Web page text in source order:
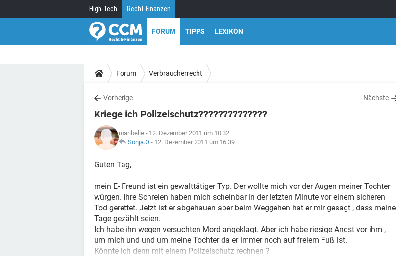
High-Tech Recht-Finanzen
FORUM TIPPS LEXIKON
Forum Verbraucherrecht
Vorherige Nächste
Kriege ich Polizeischutz??????????????
maribelle - 12. Dezember 2011 um 10:32
Sonja.O - 12. Dezember 2011 um 16:39
Guten Tag,
mein E- Freund ist ein gewalttätiger Typ. Der wollte mich vor der Augen meiner Tochter
würgen. Ihre Schreien haben mich scheinbar in der letzten Minute vor einem sicheren
Tod gerettet. Jetzt ist er abgehauen aber beim Weggehen hat er mir gesagt , dass meine
Tage gezählt seien.
Ich habe ihn wegen versuchten Mord angeklagt. Aber ich habe riesige Angst vor ihm ,
um mich und und um meine Tochter da er immer noch auf freiem Fuß ist.
Könnte ich denn mit einem Polizeischutz rechnen ?